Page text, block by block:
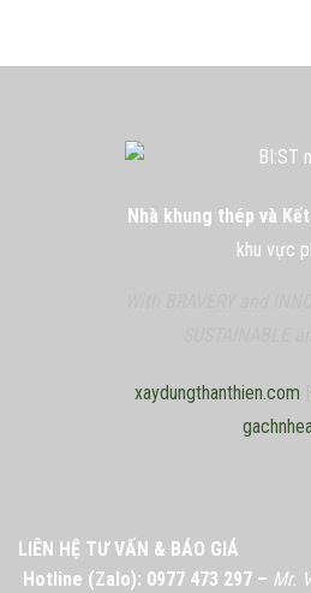
Nhà khung thép và
khu vực
xaydungthanthien.com
LIÊN HỆ TƯ VẤN & BÁO GIÁ
Hotline (Zalo): 0977 473 297 – Mr.